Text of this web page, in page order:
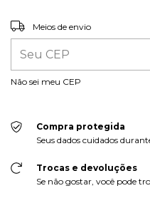
Entregas para o CEP:
Meios de envio
Não sei meu CEP
Compra protegida
Seus dados cuidados
Trocas e devoluções
Se não gostar, você pode